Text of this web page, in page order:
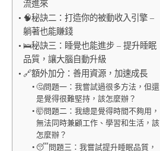
流進來
🧠秘訣二：打造你的被動收入引擎 –
躺著也能賺錢
🛌秘訣三：睡覺也能進步 – 提升睡眠
品質，讓大腦自動升級
🔗額外加分：善用資源，加速成長
🤔問題一：我嘗試過很多方法，但還
是覺得很難堅持，該怎麼辦？
🤯問題二：我總是覺得時間不夠用，
無法同時兼顧工作、學習和生活，該
怎麼辦？
😴問題三：我嘗試提升睡眠品質，